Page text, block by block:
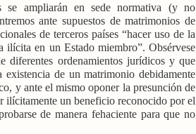
se ampliarán en sede normativa (y no
ante supuestos de matrimonios de
de terceros países “hacer uso de la
en un Estado miembro”. Obsérvese
diferentes ordenamientos jurídicos y que
de un matrimonio debidamente
y ante el mismo oponer la presunción de
ilícitamente un beneficio reconocido por el
de manera fehaciente para que no